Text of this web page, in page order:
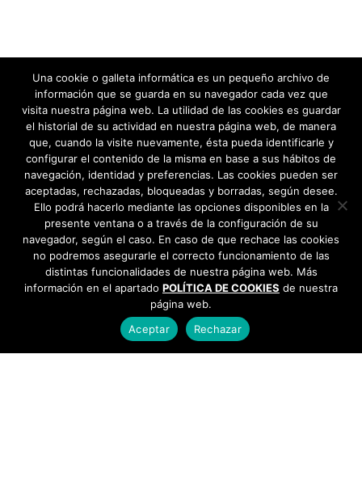
Una cookie o galleta informática es un pequeño archivo de
información que se guarda en su navegador cada vez que
visita nuestra página web. La utilidad de las cookies es guardar
el historial de su actividad en nuestra página web, de manera
que, cuando la visite nuevamente, ésta pueda identificarle y
configurar el contenido de la misma en base a sus hábitos de
navegación, identidad y preferencias. Las cookies pueden ser
aceptadas, rechazadas, bloqueadas y borradas, según desee.
Ello podrá hacerlo mediante las opciones disponibles en la
presente ventana o a través de la configuración de su
navegador, según el caso. En caso de que rechace las cookies
no podremos asegurarle el correcto funcionamiento de las
distintas funcionalidades de nuestra página web. Más
información en el apartado POLÍTICA DE COOKIES de nuestra
página web.
Aceptar
Rechazar